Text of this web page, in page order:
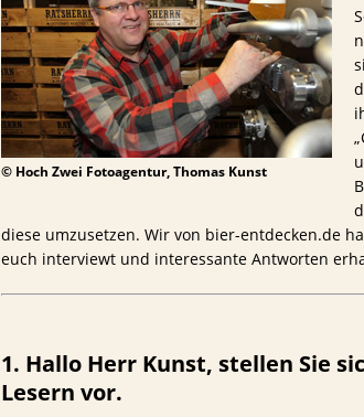
TIPPS FÜR BIERTRINKER
[ 29. Mai 2025 ] Blondes aus
© Hoch Zwei Fotoagentur, Thomas Kunst
diese umzusetzen. Wir von bier-entdecken.de
euch interviewt und interessante Antworten
1. Hallo Herr Kunst, stellen Sie
Lesern vor.